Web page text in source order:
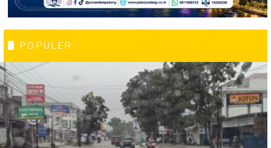
POPULER